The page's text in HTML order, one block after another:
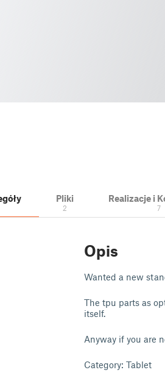
Pliki
2
Realizacje i
7
Opis
Wanted a new
The tpu parts as
itself.
Anyway if you are
Category: Tablet